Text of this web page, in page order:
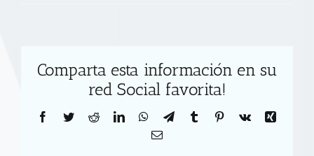
Comparta esta información en su
red Social favorita!
Facebook
TwitterRedditLinkedInWhatsApp
TelegramTumblr Pinterest
Vk
Xing
Correo